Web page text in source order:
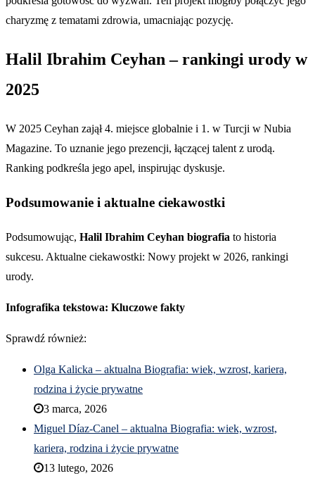
charyzmę z tematami zdrowia, umacniając pozycję.
Halil Ibrahim Ceyhan – rankingi urody w
2025
W 2025 Ceyhan zajął 4. miejsce globalnie i 1. w Turcji w Nubia
Magazine. To uznanie jego prezencji, łączącej talent z urodą.
Ranking podkreśla jego apel, inspirując dyskusje.
Podsumowanie i aktualne ciekawostki
Podsumowując, Halil Ibrahim Ceyhan biografia to historia
sukcesu. Aktualne ciekawostki: Nowy projekt w 2026, rankingi
urody.
Infografika tekstowa: Kluczowe fakty
Sprawdź również:
Olga Kalicka – aktualna Biografia: wiek, wzrost, kariera,
rodzina i życie prywatne
3 marca, 2026
Miguel Díaz-Canel – aktualna Biografia: wiek, wzrost,
kariera, rodzina i życie prywatne
13 lutego, 2026